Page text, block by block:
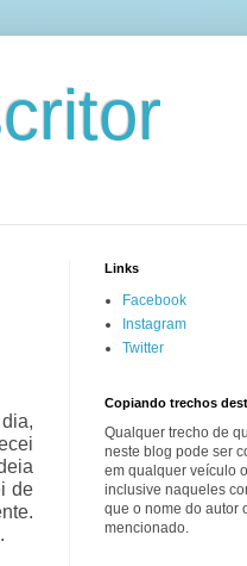
de
Links
Facebook
Instagram
Twitter
Copiando trechos
Qualquer trecho de
neste blog pode ser
em qualquer veículo
inclusive naqueles
que o nome do autor
mencionado.